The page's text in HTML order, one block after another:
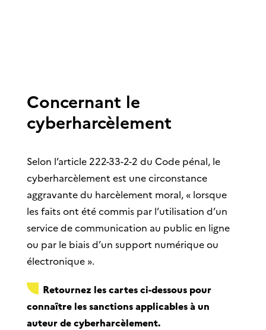
Concernant le
cyberharcèlement
Selon l’article 222-33-2-2 du Code pénal, le
cyberharcèlement est une circonstance
aggravante du harcèlement moral, « lorsque
les faits ont été commis par l’utilisation d’un
service de communication au public en ligne
ou par le biais d’un support numérique ou
électronique ».
Retournez les cartes ci-dessous pour
connaître les sanctions applicables à un
auteur de cyberharcèlement.